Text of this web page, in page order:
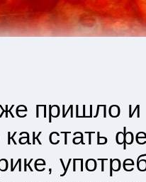
пришло
как стать